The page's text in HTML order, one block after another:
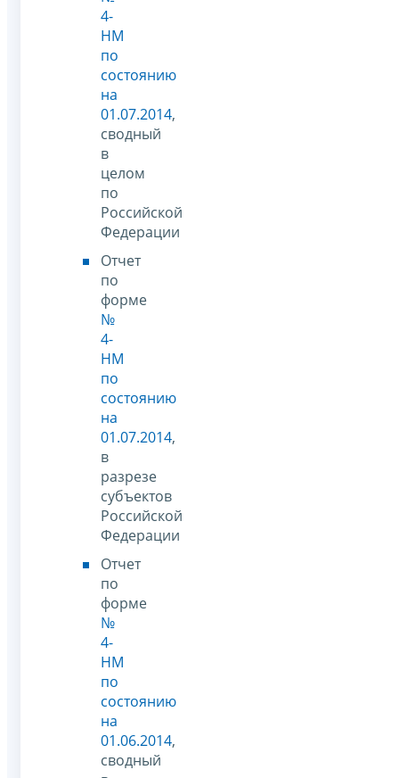
4-
НМ
по
состоянию
на
01.07.2014,
сводный
в
целом
по
Российской
Федерации
Отчет
по
форме
№
4-
НМ
по
состоянию
на
01.07.2014,
в
разрезе
субъектов
Российской
Федерации
Отчет
по
форме
№
4-
НМ
по
состоянию
на
01.06.2014,
сводный